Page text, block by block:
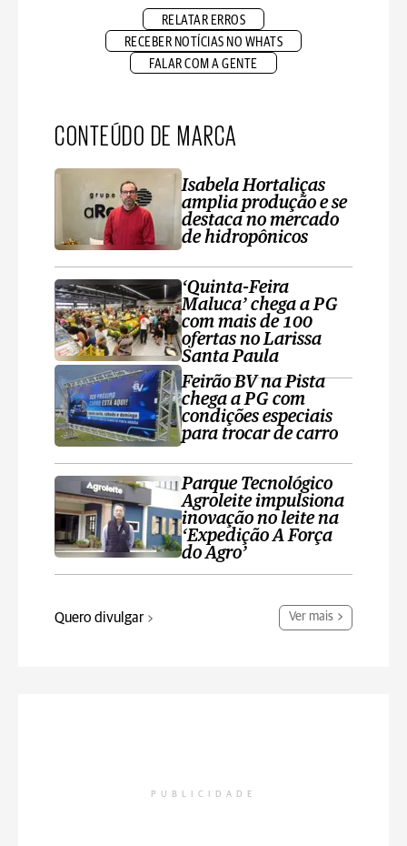
RELATAR ERROS
RECEBER NOTÍCIAS NO WHATS
FALAR COM A GENTE
CONTEÚDO DE MARCA
Isabela Hortaliças
amplia produção e se
destaca no mercado
de hidropônicos
‘Quinta-Feira
Maluca’ chega a PG
com mais de 100
ofertas no Larissa
Santa Paula
Feirão BV na Pista
chega a PG com
condições especiais
para trocar de carro
Parque Tecnológico
Agroleite impulsiona
inovação no leite na
‘Expedição A Força
do Agro’
Quero divulgar Ver mais
PUBLICIDADE